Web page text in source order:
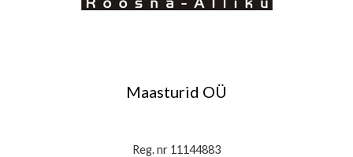
Maasturid OÜ
Reg. nr 11144883